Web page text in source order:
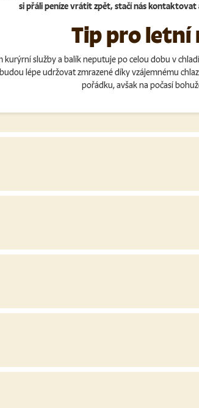
si přáli peníze vrátit zpět, stačí nás
Tip pro letní
služby a balík neputuje po celou dobu v
lépe udržovat zmrazené díky vzájemnému
pořádku, avšak na počasí